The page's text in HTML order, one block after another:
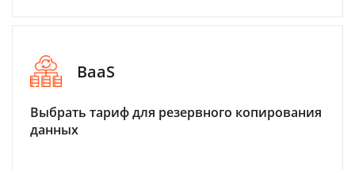
BaaS
Выбрать тариф для резервного копирования
данных